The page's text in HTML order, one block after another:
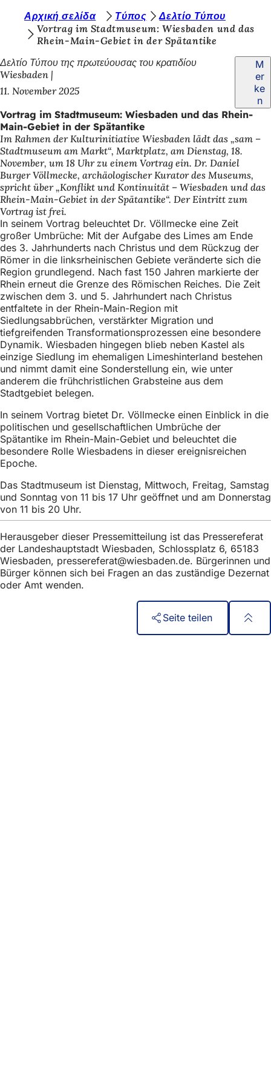
Inhalt anspringen
e
b
e
f
i
n
d
e
n
s
i
c
h
h
i
e
r
:
Αρχική σελίδα Τύπος
Δελτίο Τύπου
Vortrag im Stadtmuseum: Wiesbaden und das
Rhein-Main-Gebiet in der Spätantike
Δελτίο Τύπου της πρωτεύουσας του κρατιδίου
Wiesbaden
11. November 2025
M
er
ke
n
Vortrag im Stadtmuseum: Wiesbaden und das Rhein-
Main-Gebiet in der Spätantike
Im Rahmen der Kulturinitiative Wiesbaden lädt das „sam –
Stadtmuseum am Markt“, Marktplatz, am Dienstag, 18.
November, um 18 Uhr zu einem Vortrag ein. Dr. Daniel
Burger Völlmecke, archäologischer Kurator des Museums,
spricht über „Konflikt und Kontinuität – Wiesbaden und das
Rhein-Main-Gebiet in der Spätantike“. Der Eintritt zum
Vortrag ist frei.
In seinem Vortrag beleuchtet Dr. Völlmecke eine Zeit
großer Umbrüche: Mit der Aufgabe des Limes am Ende
des 3. Jahrhunderts nach Christus und dem Rückzug der
Römer in die linksrheinischen Gebiete veränderte sich die
Region grundlegend. Nach fast 150 Jahren markierte der
Rhein erneut die Grenze des Römischen Reiches. Die Zeit
zwischen dem 3. und 5. Jahrhundert nach Christus
entfaltete in der Rhein-Main-Region mit
Siedlungsabbrüchen, verstärkter Migration und
tiefgreifenden Transformationsprozessen eine besondere
Dynamik. Wiesbaden hingegen blieb neben Kastel als
einzige Siedlung im ehemaligen Limeshinterland bestehen
und nimmt damit eine Sonderstellung ein, wie unter
anderem die frühchristlichen Grabsteine aus dem
Stadtgebiet belegen.
In seinem Vortrag bietet Dr. Völlmecke einen Einblick in die
politischen und gesellschaftlichen Umbrüche der
Spätantike im Rhein-Main-Gebiet und beleuchtet die
besondere Rolle Wiesbadens in dieser ereignisreichen
Epoche.
Das Stadtmuseum ist Dienstag, Mittwoch, Freitag, Samstag
und Sonntag von 11 bis 17 Uhr geöffnet und am Donnerstag
von 11 bis 20 Uhr.
Herausgeber dieser Pressemitteilung ist das Pressereferat
der Landeshauptstadt Wiesbaden, Schlossplatz 6, 65183
Wiesbaden, pressereferat wiesbaden de. Bürgerinnen und
Bürger können sich bei Fragen an das zuständige Dezernat
oder Amt wenden.
Seite teilen